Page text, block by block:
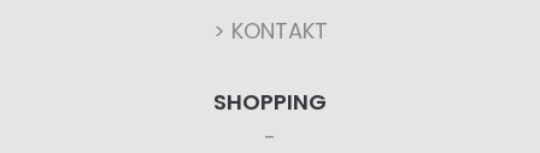
> KONTAKT
SHOPPING